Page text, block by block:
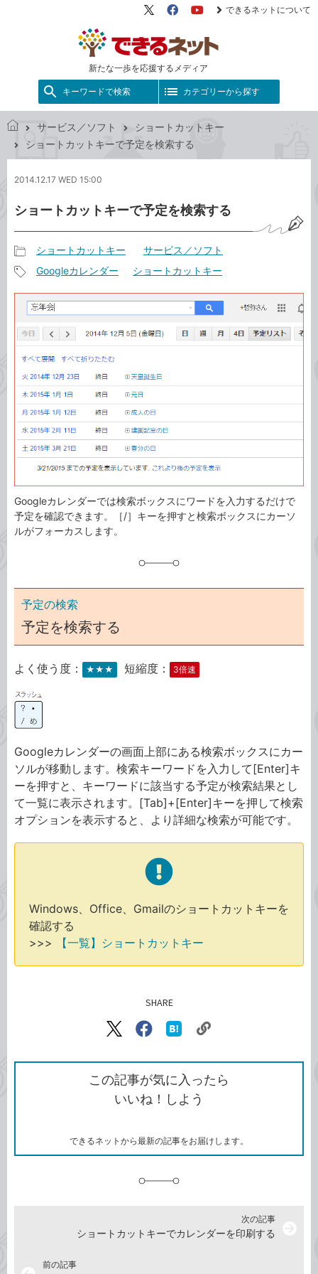
新たな一歩を応援するメディア
X（旧
FacebookYouTube
できるネットについて
キーワードで検索 カテゴリーから探す
ネ
ト
サービス／ソフト
ショートカットキー
ショートカットキーで予定を検索する
2014.12.17 WED 15:00
ショートカットキーで予定を検索する
事
カ
テ
ゴ
ショートカットキー サービス／ソフト
事
タ
グ
Googleカレンダー ショートカットキー
Googleカレンダーでは検索ボックスにワードを入力するだけで
予定を確認できます。［/］キーを押すと検索ボックスにカーソ
ルがフォーカスします。
予定の検索
予定を検索する
よく使う度： ★★★ 短縮度： 3倍速
Googleカレンダーの画面上部にある検索ボックスにカー
ソルが移動します。検索キーワードを入力して[Enter]キ
ーを押すと、キーワードに該当する予定が検索結果とし
て一覧に表示されます。[Tab]+[Enter]キーを押して検索
オプションを表示すると、より詳細な検索が可能です。
Windows、Office、Gmailのショートカットキーを
確認する
>>> 【一覧】ショートカットキー
SHARE
X（旧
で
シ
ェ
ア
Facebook
シ
ェ
ア
な
ブ
ッ
ク
ク
ク
を
コ
この記事が気に入ったら
いいね！しよう
できるネットから最新の記事をお届けします。
前の記事
次の記事
ショートカットキーでカレンダーを印刷する